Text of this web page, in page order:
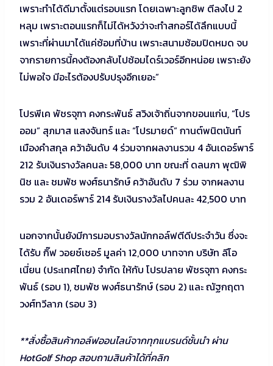
เพราะทำได้ดีมาตั้งแต่รอบแรก โดยเฉพาะลูกชิพ ตีลงไป 2
หลุม เพราะตอนแรกก็ไม่ได้หวังว่าจะทำสกอร์ได้ลึกแบบนี้
เพราะที่ผ่านมาได้แค่ซ้อมที่บ้าน เพราะสนามซ้อมปิดหมด จบ
จากรายการนี้คงต้องกลับไปซ้อมไดร์เวอร์อีกหน่อย เพราะยัง
ไม่พอใจ มีอะไรต้องปรับปรุงอีกเยอะ”
โปรพีเค พัชรจุฑา คงกระพันธ์ สวิงเจ้าถิ่นจากขอนแก่น, “โปร
ออม” สุภมาส แสงจันทร์ และ “โปรมายด์” กานต์พนิตนันท์
เมืองคำสกุล คว้าอันดับ 4 ร่วมจากผลงานรวม 4 อันเดอร์พาร์
212 รับเงินรางวัลคนละ 58,000 บาท ขณะที่ ดลนภา พุฒิพิ
นิช และ ชมพัช พงศ์ธนารักษ์ คว้าอันดับ 7 ร่วม จากผลงาน
รวม 2 อันเดอร์พาร์ 214 รับเงินรางวัลไปคนละ 42,500 บาท
นอกจากนั้นยังมีการมอบรางวัลนักกอล์ฟตีดีประจำวัน ซึ่งจะ
ได้รับ กิ๊ฟ วอยซ์เชอร์ มูลค่า 12,000 บาทจาก บริษัท ลีโอ
เนี่ยน (ประเทศไทย) จำกัด ให้กับ โปรปลาย พัชรจุฑา คงกระ
พันธ์ (รอบ 1), ชมพัช พงศ์ธนารักษ์ (รอบ 2) และ ณัฐกฤตา
วงศ์ทวีลาภ (รอบ 3)
**สั่งซื้อสินค้ากอล์ฟออนไลน์จากทุกแบรนด์ชั้นนำ ผ่าน
HotGolf Shop สอบถามสินค้าได้ที่คลิก